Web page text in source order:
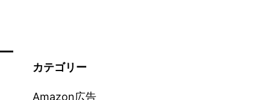
カテゴリー
Amazon広告